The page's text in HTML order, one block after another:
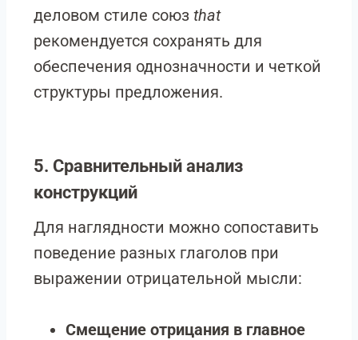
деловом стиле союз that
рекомендуется сохранять для
обеспечения однозначности и четкой
структуры предложения.
5. Сравнительный анализ
конструкций
Для наглядности можно сопоставить
поведение разных глаголов при
выражении отрицательной мысли:
Смещение отрицания в главное